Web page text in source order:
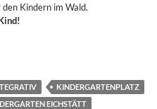
Kindern im Wald.
KINDERGARTENPLATZ
EICHSTÄTT